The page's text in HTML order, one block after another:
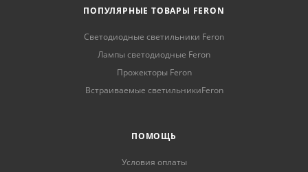
ПОПУЛЯРНЫЕ ТОВАРЫ FERON
Светодиодные светильники Feron
Лампы светодиодные Feron
Прожекторы Feron
Встраиваемые светильникиFeron
ПОМОЩЬ
Условия оплаты